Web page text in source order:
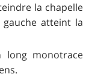
la chapelle
atteint la
monotrace